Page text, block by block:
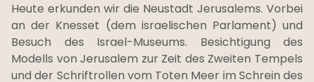
Heute erkunden wir die Neustadt Jerusalems. Vorbei
an der Knesset (dem israelischen Parlament) und
Besuch des Israel-Museums. Besichtigung des
Modells von Jerusalem zur Zeit des Zweiten Tempels
und der Schriftrollen vom Toten Meer im Schrein des